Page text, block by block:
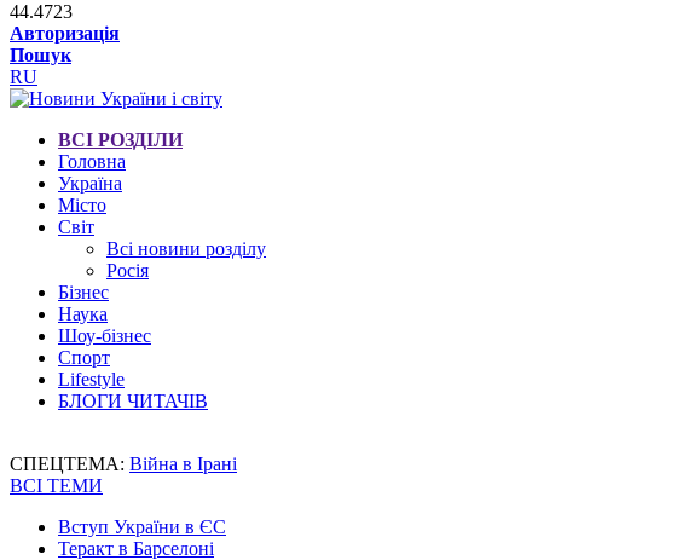
44.4723
Авторизація
Пошук
RU
ВСІ РОЗДІЛИ
Головна
Україна
Місто
Світ
Всі новини розділу
Росія
Бізнес
Наука
Шоу-бізнес
Спорт
Lifestyle
БЛОГИ ЧИТАЧІВ
СПЕЦТЕМА: Війна в Ірані
ВСІ ТЕМИ
Вступ України в ЄС
Теракт в Барселоні